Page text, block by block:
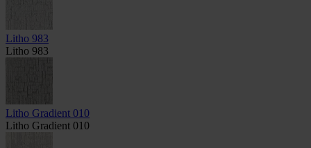
Litho 983
Litho 983
Litho Gradient 010
Litho Gradient 010